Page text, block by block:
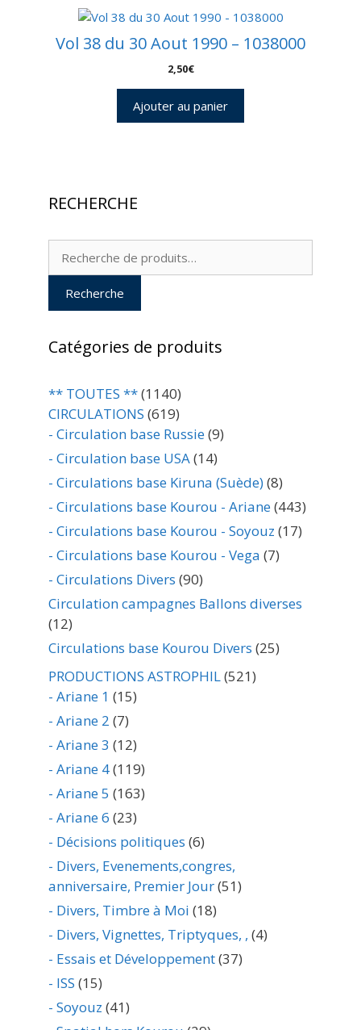
Vol 38 du 30 Aout 1990 – 1038000
2,50€
Ajouter au panier
RECHERCHE
Recherche
Recherche
Catégories de produits
** TOUTES **(1140)
CIRCULATIONS (619)
- Circulation base Russie(9)
- Circulation base USA(14)
- Circulations base Kiruna (Suède)(8)
- Circulations base Kourou - Ariane(443)
- Circulations base Kourou - Soyouz (17)
- Circulations base Kourou - Vega (7)
- Circulations Divers (90)
Circulation campagnes Ballons diverses
(12)
Circulations base Kourou Divers (25)
PRODUCTIONS ASTROPHIL(521)
- Ariane 1 (15)
- Ariane 2 (7)
- Ariane 3 (12)
- Ariane 4(119)
- Ariane 5 (163)
- Ariane 6 (23)
- Décisions politiques (6)
- Divers, Evenements,congres,
anniversaire, Premier Jour(51)
- Divers, Timbre à Moi (18)
- Divers, Vignettes, Triptyques, , (4)
- Essais et Développement(37)
- ISS (15)
- Soyouz (41)